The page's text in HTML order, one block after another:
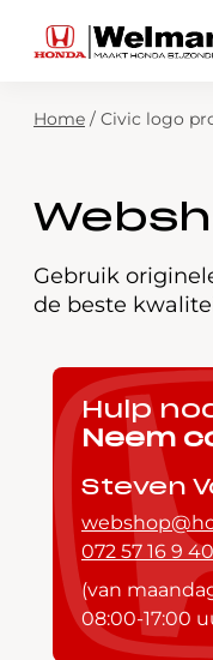
Modellen
Over ons
Webshop
Contact
Zoekfunctie
Home / Civic logo
Gebruik
de beste
Hulp
Neem
Steven
072 57 16 9 40
(van
08:00-17:00